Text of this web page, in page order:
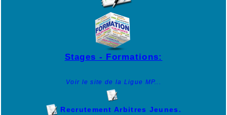
Stages - Formations:
Voir le site de la Ligue MP...
Recrutement Arbitres Jeunes.